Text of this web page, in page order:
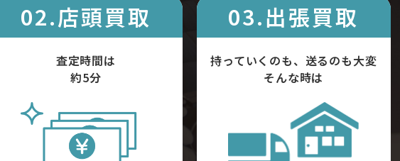
02.店頭買取
査定時間は
約5分
03.出張買取
持っていくのも、送るのも大変
そんな時は